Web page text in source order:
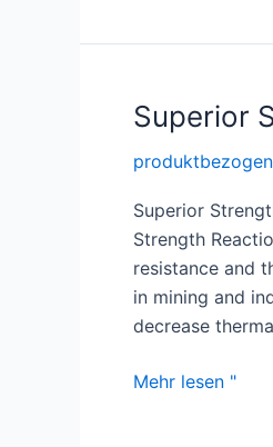
with
High
Quality
Silicon
Tube
Superior
produktbezogen
Superior
Strength
resistance and
in mining and
decrease
Superior
Mehr lesen "